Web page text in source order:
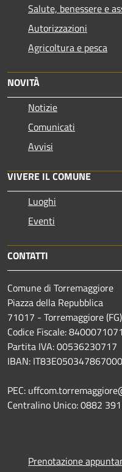
Salute, benessere e
Autorizzazioni
Agricoltura e pesca
NOVITÀ
Notizie
Comunicati
Avvisi
VIVERE IL COMUNE
Luoghi
Eventi
CONTATTI
Comune di Torremaggiore
Piazza della Repubblica
71017 - Torremaggiore (FG)
Codice Fiscale:
Partita IVA: 00536230717
IBAN:
PEC:
Centralino Unico: 0882
Prenotazione